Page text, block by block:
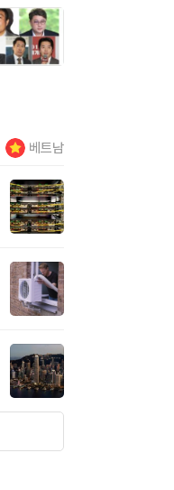
베트남